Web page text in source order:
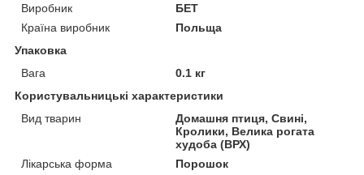
Виробник
БЕТ
Країна виробник
Польща
Упаковка
Вага
0.1 кг
Користувальницькі характеристики
Вид тварин
Домашня птиця, Свині,
Кролики, Велика рогата
худоба (ВРХ)
Лікарська форма
Порошок